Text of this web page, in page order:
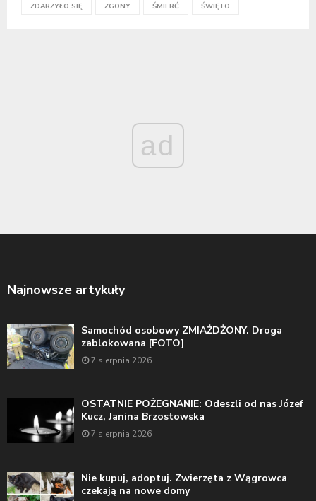
ZDARZYŁO SIĘ ZGONY ŚMIERĆ ŚWIĘTO
ad
Najnowsze artykuły
Samochód osobowy ZMIAŻDŻONY. Droga
zablokowana [FOTO]
7 sierpnia 2026
OSTATNIE POŻEGNANIE: Odeszli od nas Józef
Kucz, Janina Brzostowska
7 sierpnia 2026
Nie kupuj, adoptuj. Zwierzęta z Wągrowca
czekają na nowe domy